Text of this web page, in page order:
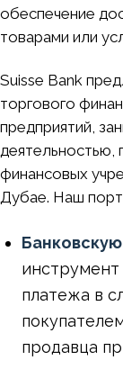
обеспечение
товарами или
Suisse Bank
торгового
предприятий,
деятельностью,
финансовых
Дубае. Наш
инструмент
платежа в
продавца